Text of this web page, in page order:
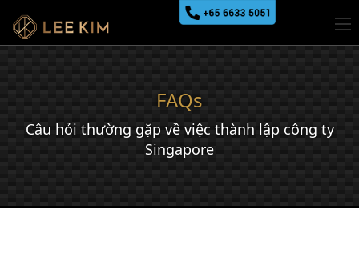
FAQs
Câu hỏi thường gặp về việc thành lập công ty
Singapore